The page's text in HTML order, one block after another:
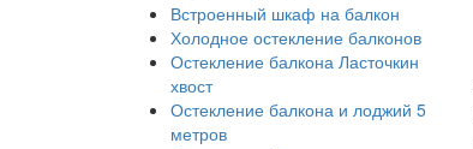
Встроенный шкаф на балкон
Холодное остекление балконов
Остекление балкона Ласточкин
хвост
Остекление балкона и лоджий 5
метров